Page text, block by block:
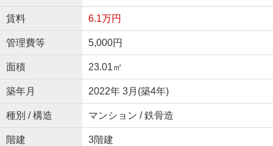
賃料 6.1万円
管理費等 5,000円
面積 23.01㎡
築年月 2022年 3月(築4年)
種別 / 構造 マンション / 鉄骨造
階建 3階建